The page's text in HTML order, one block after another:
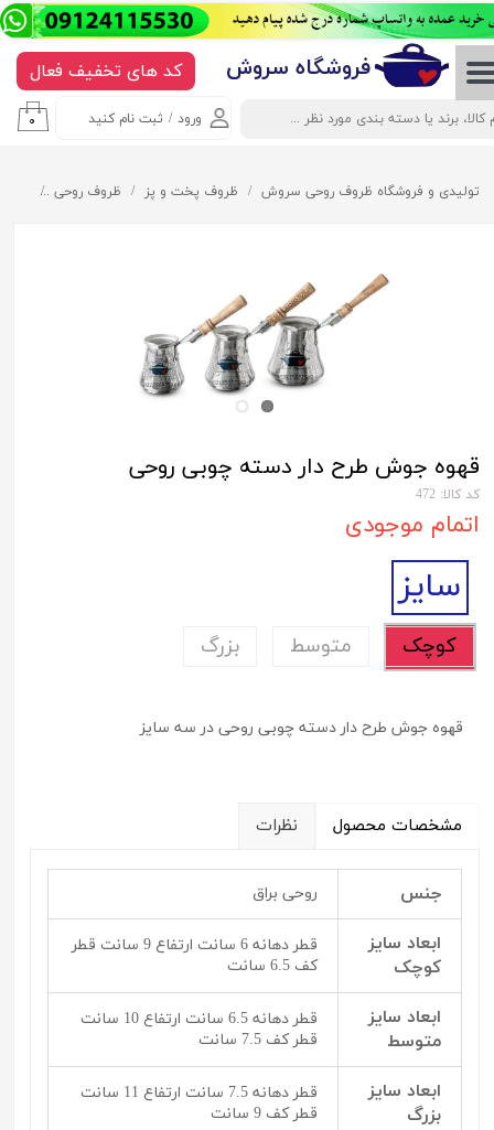
ورود / ثبت نام کنید
حساب کاربری من
تغییر گذر واژه
خروج از حساب کاربری
۰
​​​​​​​​فروشگاه سروش کد های تخفیف فعال
تولیدی و فروشگاه ظروف روحی سروش ظروف پخت و پز ظروف روحی
قهوه جوش طرح دار دسته چوبی روحی
کد کالا: 472
اتمام موجودی
سایز
کوچک متوسط بزرگ
قهوه جوش طرح دار دسته چوبی روحی در سه سایز
مشخصات محصول نظرات
جنس روحی براق
ابعاد سایز
کوچک
قطر دهانه 6 سانت ارتفاع 9 سانت قطر
کف 6.5 سانت
ابعاد سایز
متوسط
قطر دهانه 6.5 سانت ارتفاع 10 سانت
قطر کف 7.5 سانت
ابعاد سایز
بزرگ
قطر دهانه 7.5 سانت ارتفاع 11 سانت
قطر کف 9 سانت